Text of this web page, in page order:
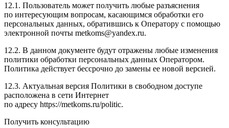
12.1. Пользователь может получить любые разъяснения
по интересующим вопросам, касающимся обработки его
персональных данных, обратившись к Оператору с помощью
электронной почты metkoms@yandex.ru.
12.2. В данном документе будут отражены любые изменения
политики обработки персональных данных Оператором.
Политика действует бессрочно до замены ее новой версией.
12.3. Актуальная версия Политики в свободном доступе
расположена в сети Интернет
по адресу https://metkoms.ru/politic.
Получить консультацию